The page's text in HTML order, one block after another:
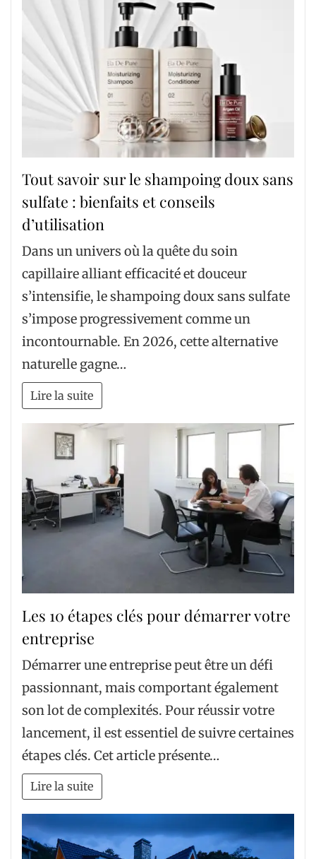
Tout savoir sur le shampoing doux sans
sulfate : bienfaits et conseils
d’utilisation
Dans un univers où la quête du soin
capillaire alliant efficacité et douceur
s’intensifie, le shampoing doux sans sulfate
s’impose progressivement comme un
incontournable. En 2026, cette alternative
naturelle gagne…
Lire la suite
Les 10 étapes clés pour démarrer votre
entreprise
Démarrer une entreprise peut être un défi
passionnant, mais comportant également
son lot de complexités. Pour réussir votre
lancement, il est essentiel de suivre certaines
étapes clés. Cet article présente…
Lire la suite